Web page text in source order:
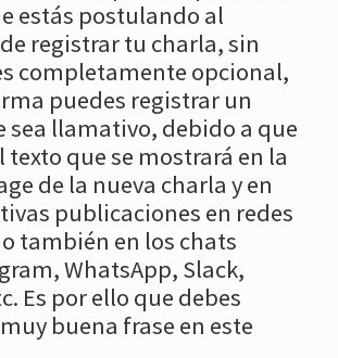
estás postulando al
registrar tu charla, sin
completamente opcional,
puedes registrar un
sea llamativo, debido a que
texto que se mostrará en la
de la nueva charla y en
publicaciones en redes
también en los chats
WhatsApp, Slack,
Es por ello que debes
buena frase en este